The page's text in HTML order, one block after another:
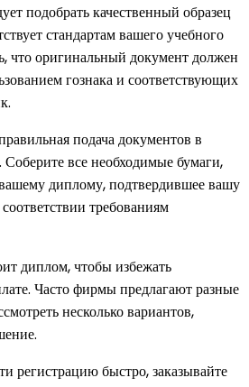
подобрать качественный образец
стандартам вашего учебного
что оригинальный документ должен
гознака и соответствующих
подача документов в
все необходимые бумаги,
диплому, подтвердившее вашу
требованиям
диплом, чтобы избежать
Часто фирмы предлагают разные
несколько вариантов,
регистрацию быстро, заказывайте